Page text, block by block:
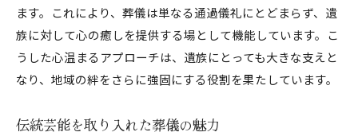
ます。これにより、葬儀は単なる通過儀礼にとどまらず、遺
族に対して心の癒しを提供する場として機能しています。こ
うした心温まるアプローチは、遺族にとっても大きな支えと
なり、地域の絆をさらに強固にする役割を果たしています。
伝統芸能を取り入れた葬儀の魅力